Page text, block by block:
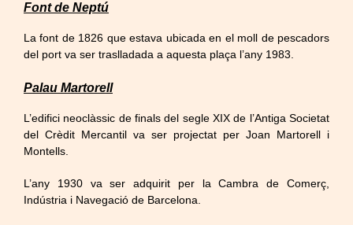
Font de Neptú
La font de 1826 que estava ubicada en el moll de pescadors
del port va ser traslladada a aquesta plaça l’any 1983.
Palau Martorell
L’edifici neoclàssic de finals del segle XIX de l’Antiga Societat
del Crèdit Mercantil va ser projectat per Joan Martorell i
Montells.
L’any 1930 va ser adquirit per la Cambra de Comerç,
Indústria i Navegació de Barcelona.